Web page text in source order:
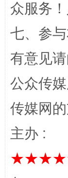
完善运行
众服务
七、参
有意见
公众传
传媒网
主办 :